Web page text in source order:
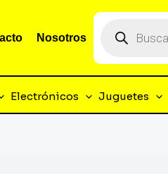
Nosotros
productos
Electrónicos Juguetes